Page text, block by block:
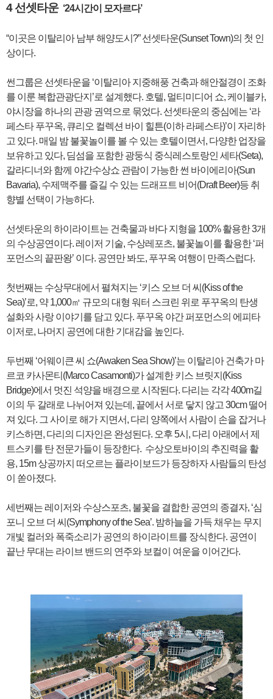
4 선셋타운 ‘24시간이 모자르다’
“이곳은 이탈리아 남부 해양도시?” 선셋타운(Sunset Town)의 첫 인
상이다.
썬그룹은 선셋타운을 ‘이탈리아 지중해풍 건축과 해안절경이 조화
를 이룬 복합관광단지’로 설계했다. 호텔, 멀티미디어 쇼, 케이블카,
야시장을 하나의 관광 권역으로 묶었다. 선셋타운의 중심에는 ‘라
페스타 푸꾸옥, 큐리오 컬렉션 바이 힐튼(이하 라페스타)’이 자리하
고 있다. 매일 밤 불꽃놀이를 볼 수 있는 호텔이면서, 다양한 업장을
보유하고 있다, 딤섬을 포함한 광둥식 중식레스토랑인 세타(Seta),
갈라디너와 함께 야간수상쇼 관람이 가능한 썬 바이에리아(Sun
Bavaria), 수제맥주를 즐길 수 있는 드래프트 비어(Draft Beer)등 취
향별 선택이 가능하다.
선셋타운의 하이라이트는 건축물과 바다 지형을 100% 활용한 3개
의 수상공연이다. 레이저 기술, 수상레포츠, 불꽃놀이를 활용한 ‘퍼
포먼스의 끝판왕’ 이다. 공연만 봐도, 푸꾸옥 여행이 만족스럽다.
첫번째는 수상무대에서 펼쳐지는 ‘키스 오브 더 씨(Kiss of the
Sea)’로, 약 1,000㎡ 규모의 대형 워터 스크린 위로 푸꾸옥의 탄생
설화와 사랑 이야기를 담고 있다. 푸꾸옥 야간 퍼포먼스의 에피타
이저로, 나머지 공연에 대한 기대감을 높인다.
두번째 ‘어웨이큰 씨 쇼(Awaken Sea Show)’는 이탈리아 건축가 마
르코 카사몬티(Marco Casamonti)가 설계한 키스 브릿지(Kiss
Bridge)에서 멋진 석양을 배경으로 시작된다. 다리는 각각 400m길
이의 두 갈래로 나뉘어져 있는데, 끝에서 서로 닿지 않고 30cm 떨어
져 있다. 그 사이로 해가 지면서, 다리 양쪽에서 사람이 손을 잡거나
키스하면, 다리의 디자인은 완성된다. 오후 5시, 다리 아래에서 제
트스키를 탄 전문가들이 등장한다. 수상오토바이의 추진력을 활
용, 15m 상공까지 떠오르는 플라이보드가 등장하자 사람들의 탄성
이 쏟아졌다.
세번째는 레이저와 수상스포츠, 불꽃을 결합한 공연의 종결자, ‘심
포니 오브 더 씨(Symphony of the Sea’. 밤하늘을 가득 채우는 무지
개빛 컬러와 폭죽소리가 공연의 하이라이트를 장식한다. 공연이
끝난 무대는 라이브 밴드의 연주와 보컬이 여운을 이어간다.